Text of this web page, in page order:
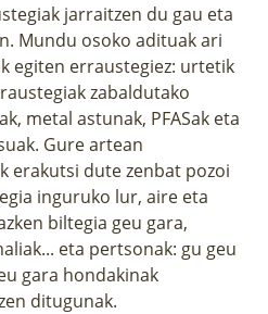
jarraitzen du gau eta
Mundu osoko adituak ari
egiten erraustegiez: urtetik
zabaldutako
metal astunak, PFASak eta
Gure artean
erakutsi dute zenbat pozoi
inguruko lur, aire eta
biltegia geu gara,
eta pertsonak: gu geu
gara hondakinak
ditugunak.